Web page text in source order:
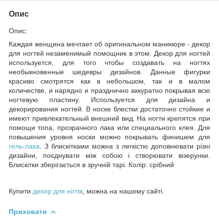
Опис
Опис:
Каждая женщина мечтает об оригинальном маникюре - декор
для ногтей незаменимый помощник в этом. Декор для ногтей
используется, для того чтобы создавать на ногтях
необыкновенные шедевры дизайнов. Данные фигурки
красиво смотрятся как в небольшом, так и в малом
количестве, и нарядно и празднично аккуратно покрывая всю
ногтевую пластину. Используется для дизайна и
декорирования ногтей. В носке блестки достаточно стойкие и
имеют привлекательный внешний вид. На ногти крепятся при
помощи топа, прозрачного лака или специального клея. Для
повышения уровня носки можно покрывать финишем для
гель-лака . З блискітками можна з легкістю доповнювати різні
дизайни, поєднувати між собою і створювати візерунки.
Блискітки зберігається в зручній тарі. Колір: срібний
Купити декор для нігтів , можна на нашому сайті.
Приховати